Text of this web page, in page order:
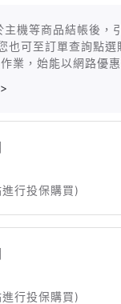
機等商品結帳後，
也可至訂單查詢點選
業，始能以網路優惠
>
行投保購買)
行投保購買)